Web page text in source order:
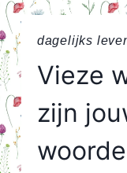
dagelijks
Vieze
zijn